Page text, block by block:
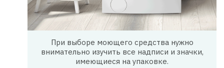
При выборе моющего средства нужно
внимательно изучить все надписи и значки,
имеющиеся на упаковке.